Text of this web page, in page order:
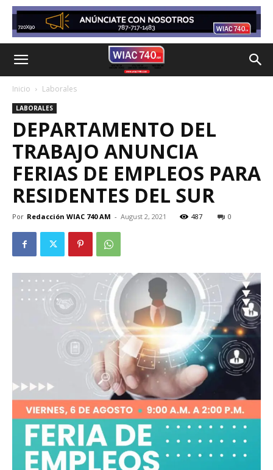
Inicio Laborales
LABORALES
DEPARTAMENTO DEL
TRABAJO ANUNCIA
FERIAS DE EMPLEOS PARA
RESIDENTES DEL SUR
Por Redacción WIAC 740 AM - August 2, 2021 487 0